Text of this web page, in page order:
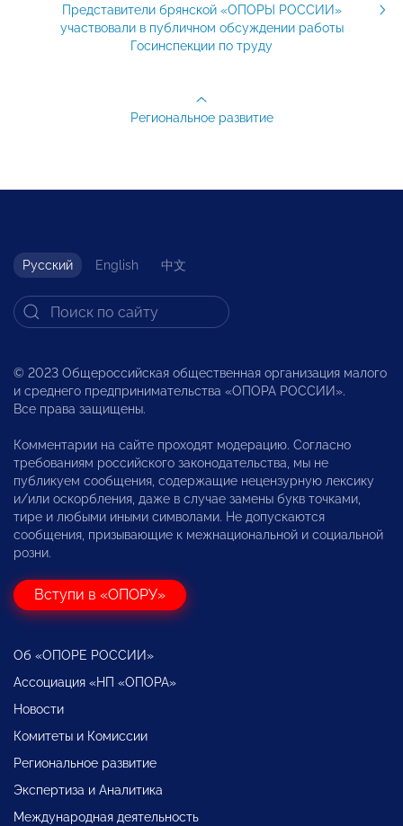
Представители брянской «ОПОРЫ РОССИИ»
участвовали в публичном обсуждении работы
Госинспекции по труду
Региональное развитие
Русский English 中文
© 2023 Общероссийская общественная организация малого
и среднего предпринимательства «ОПОРА РОССИИ».
Все права защищены.
Комментарии на сайте проходят модерацию. Согласно
требованиям российского законодательства, мы не
публикуем сообщения, содержащие нецензурную лексику
и/или оскорбления, даже в случае замены букв точками,
тире и любыми иными символами. Не допускаются
сообщения, призывающие к межнациональной и социальной
розни.
Вступи в «ОПОРУ»
Об «ОПОРЕ РОССИИ»
Ассоциация «НП «ОПОРА»
Новости
Комитеты и Комиссии
Региональное развитие
Экспертиза и Аналитика
Международная деятельность